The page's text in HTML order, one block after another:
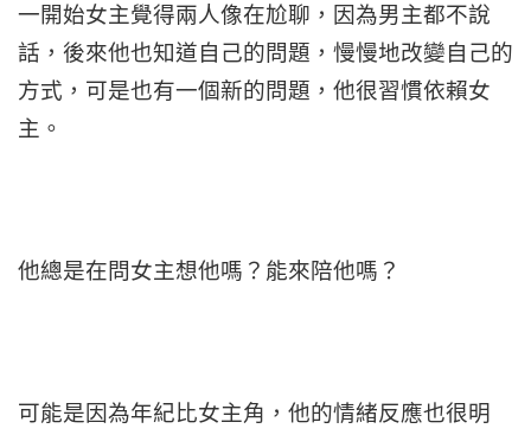
一開始女主覺得兩人像在尬聊，因為男主都不說
話，後來他也知道自己的問題，慢慢地改變自己的
方式，可是也有一個新的問題，他很習慣依賴女
主。
他總是在問女主想他嗎？能來陪他嗎？
可能是因為年紀比女主角，他的情緒反應也很明